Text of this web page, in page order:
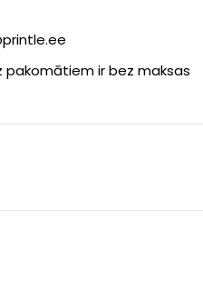
pakomātiem ir bez maksas